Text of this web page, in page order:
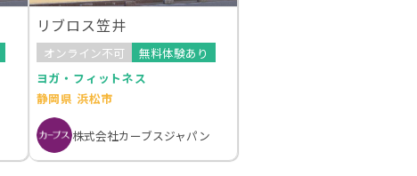
リブロス笠井
オンライン不可
無料体験あり
ヨガ・フィットネス
静岡県 浜松市
株式会社カーブスジャパン